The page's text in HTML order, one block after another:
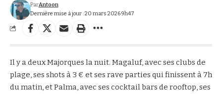
Dernière mise à jour : 20 mars 2026 9h47
ParAntoon
Il y a deux Majorques la nuit. Magaluf, avec ses clubs de
plage, ses shots à 3 € et ses rave parties qui finissent à 7h
du matin, et Palma, avec ses cocktail bars de rooftop, ses